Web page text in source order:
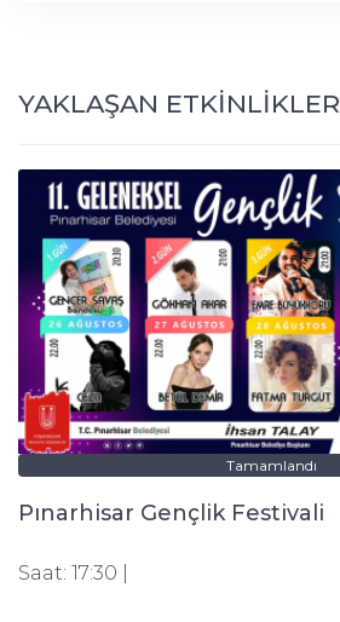
YAKLAŞAN ETKİNLİKLER
Tamamlandı
Pınarhisar Gençlik Festivali
Saat: 17:30 |